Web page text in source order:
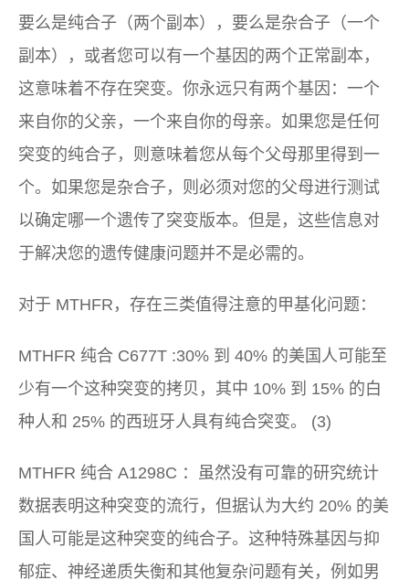
要么是纯合子（两个副本），要么是杂合子（一个
副本），或者您可以有一个基因的两个正常副本，
这意味着不存在突变。你永远只有两个基因：一个
来自你的父亲，一个来自你的母亲。如果您是任何
突变的纯合子，则意味着您从每个父母那里得到一
个。如果您是杂合子，则必须对您的父母进行测试
以确定哪一个遗传了突变版本。但是，这些信息对
于解决您的遗传健康问题并不是必需的。
对于 MTHFR，存在三类值得注意的甲基化问题：
MTHFR 纯合 C677T :30% 到 40% 的美国人可能至
少有一个这种突变的拷贝，其中 10% 到 15% 的白
种人和 25% 的西班牙人具有纯合突变。 (3)
MTHFR 纯合 A1298C ：虽然没有可靠的研究统计
数据表明这种突变的流行，但据认为大约 20% 的美
国人可能是这种突变的纯合子。这种特殊基因与抑
郁症、神经递质失衡和其他复杂问题有关，例如男